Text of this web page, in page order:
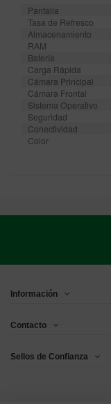
Pantalla
Tasa de Refresco
Almacenamiento
RAM
Batería
Carga Rápida
Cámara Principal
Cámara Frontal
Sistema Operativo
Seguridad
Conectividad
Color
Información
Contacto
Sellos de Confianza